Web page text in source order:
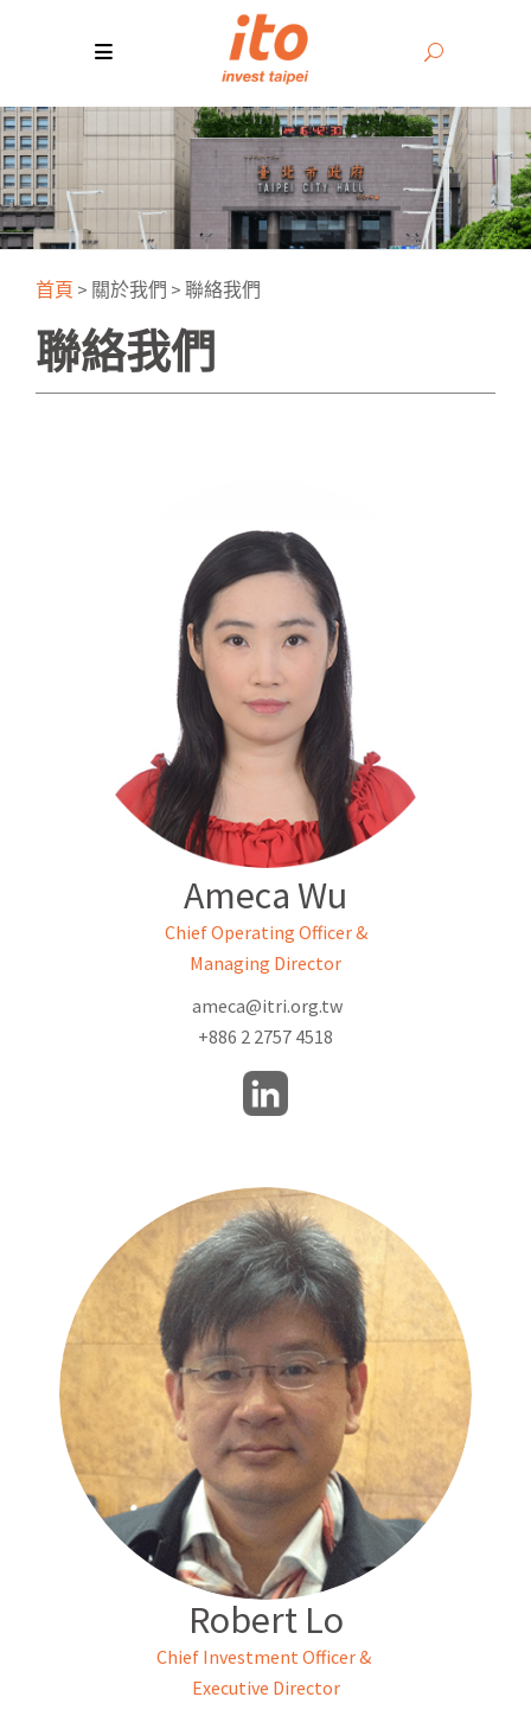
首頁 > 關於我們 > 聯絡我們
聯絡我們
Ameca Wu
Chief Operating Officer &
Managing Director
ameca@itri.org.tw
+886 2 2757 4518
Robert Lo
Chief Investment Officer &
Executive Director